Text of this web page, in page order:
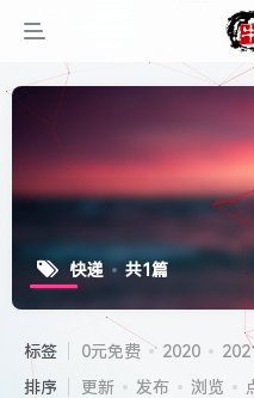
快递 共1篇
标签 0元免费 2020
排序
更新 发布 浏览